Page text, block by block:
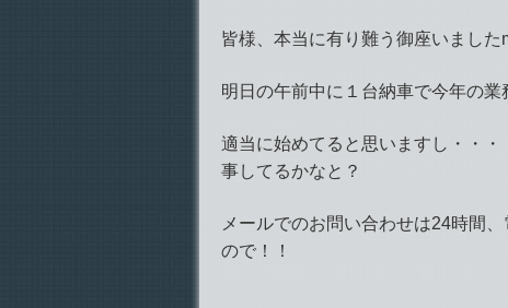
皆様、本当に有り難う御座いました
明日の午前中に１台納車で今年の業
適当に始めてると思いますし・・
事してるかなと？
メールでのお問い合わせは24時間
ので！！